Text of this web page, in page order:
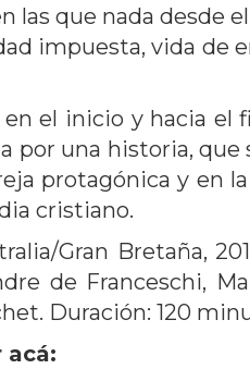
que nada desde
impuesta, vida de
el inicio y hacia el
una historia,
protagónica y en
cristiano.
Gran Bretaña,
de Franceschi,
Duración: 120
acá: